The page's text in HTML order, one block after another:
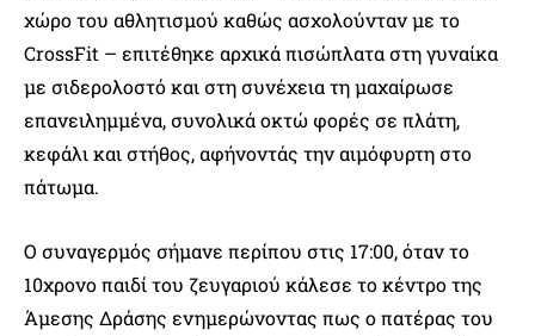
χώρο του αθλητισμού καθώς ασχολούνταν με το
CrossFit – επιτέθηκε αρχικά πισώπλατα στη γυναίκα
με σιδερολοστό και στη συνέχεια τη μαχαίρωσε
επανειλημμένα, συνολικά οκτώ φορές σε πλάτη,
κεφάλι και στήθος, αφήνοντάς την αιμόφυρτη στο
πάτωμα.
Ο συναγερμός σήμανε περίπου στις 17:00, όταν το
10χρονο παιδί του ζευγαριού κάλεσε το κέντρο της
Άμεσης Δράσης ενημερώνοντας πως ο πατέρας του